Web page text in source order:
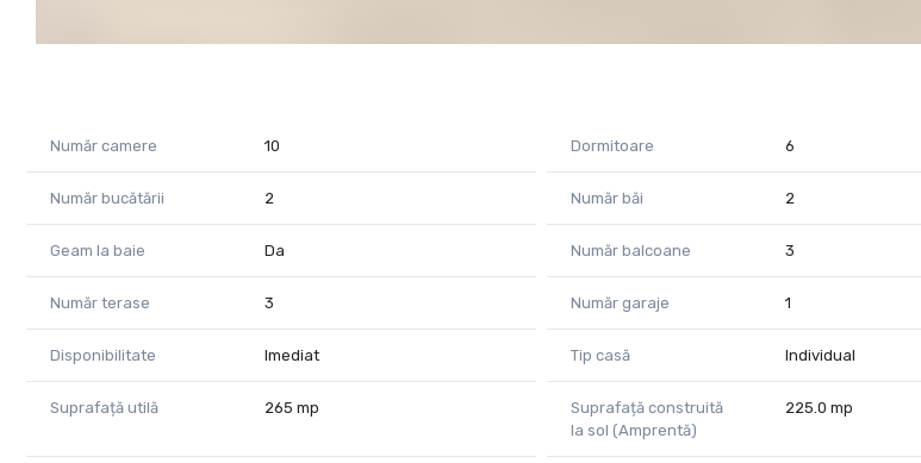
Număr camere 10 Dormitoare 6
Număr bucătării 2 Număr băi 2
Geam la baie Da Număr balcoane 3
Număr terase 3 Număr garaje 1
Disponibilitate Imediat Tip casă Individual
Suprafață utilă 265 mp
Suprafață construită
la sol (Amprentă)
225.0 mp